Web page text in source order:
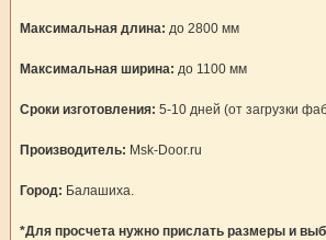
Максимальная длина: до 2800 мм
Максимальная ширина: до 1100 мм
Сроки изготовления: 5-10 дней (от загрузки
Производитель: Msk-Door.ru
Город: Балашиха.
*Для просчета нужно прислать размеры и